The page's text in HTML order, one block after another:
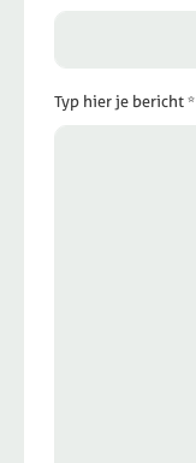
Typ hier je bericht *